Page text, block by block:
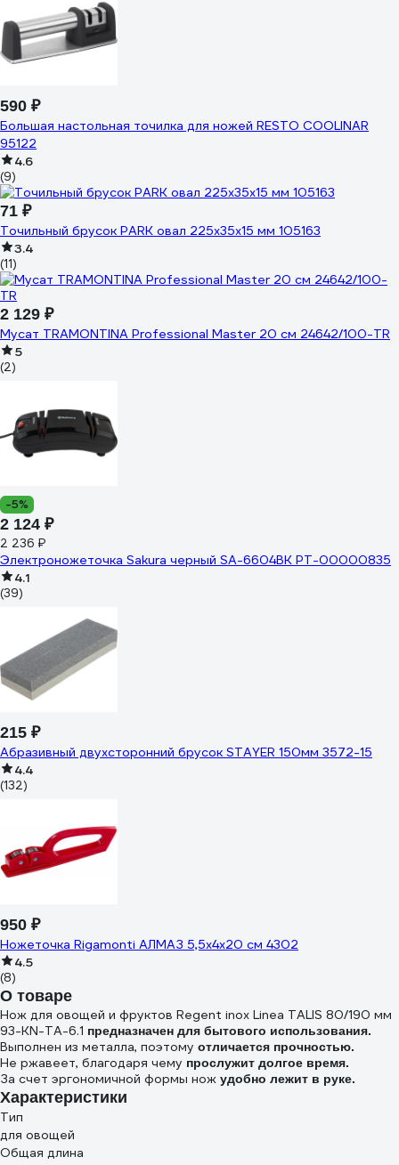
590 ₽
Большая настольная точилка для ножей RESTO COOLINAR
95122
4.6
(9)
71 ₽
Точильный брусок PARK овал 225x35x15 мм 105163
3.4
(11)
2 129 ₽
Мусат TRAMONTINA Professional Master 20 см 24642/100-TR
5
(2)
-5%
2 124 ₽
2 236 ₽
Электроножеточка Sakura черный SA-6604BK РТ-00000835
4.1
(39)
215 ₽
Абразивный двухсторонний брусок STAYER 150мм 3572-15
4.4
(132)
950 ₽
Ножеточка Rigamonti АЛМАЗ 5,5x4x20 см 4302
4.5
(8)
О товаре
Нож для овощей и фруктов Regent inox Linea TALIS 80/190 мм
93-KN-TA-6.1 предназначен для бытового использования.
Выполнен из металла, поэтому отличается прочностью.
Не ржавеет, благодаря чему прослужит долгое время.
За счет эргономичной формы нож удобно лежит в руке.
Характеристики
Тип
для овощей
Общая длина